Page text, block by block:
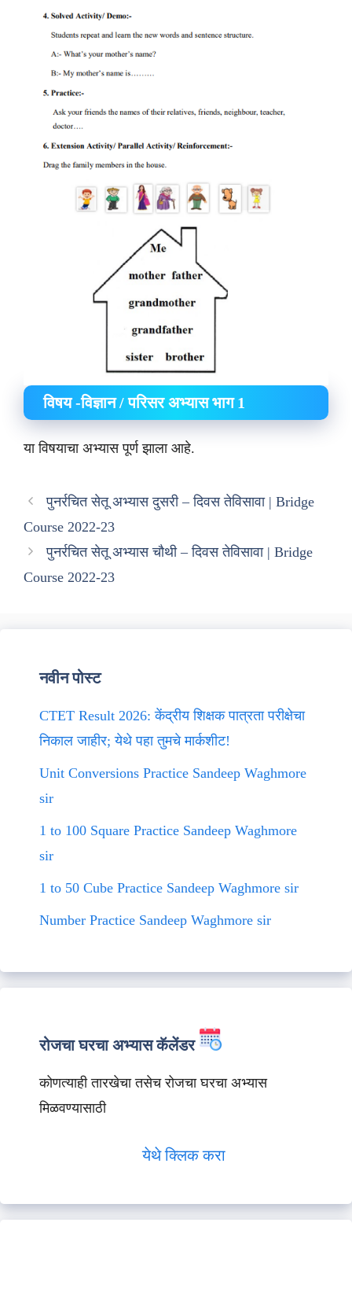
विषय -विज्ञान / परिसर अभ्यास भाग 1
या विषयाचा अभ्यास पूर्ण झाला आहे.
पुनर्रचित सेतू अभ्यास दुसरी – दिवस तेविसावा | Bridge
Course 2022-23
पुनर्रचित सेतू अभ्यास चौथी – दिवस तेविसावा | Bridge
Course 2022-23
नवीन पोस्ट
CTET Result 2026: केंद्रीय शिक्षक पात्रता परीक्षेचा
निकाल जाहीर; येथे पहा तुमचे मार्कशीट!
Unit Conversions Practice Sandeep Waghmore
sir
1 to 100 Square Practice Sandeep Waghmore
sir
1 to 50 Cube Practice Sandeep Waghmore sir
Number Practice Sandeep Waghmore sir
रोजचा घरचा अभ्यास कॅलेंडर
कोणत्याही तारखेचा तसेच रोजचा घरचा अभ्यास
मिळवण्यासाठी
येथे क्लिक करा